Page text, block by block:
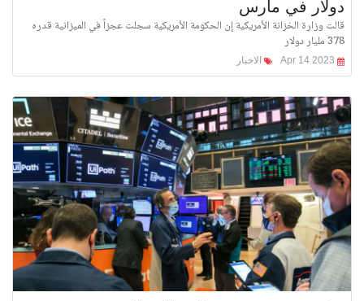
دولار في مارس
قالت وزارة الخزانة الأمريكية إن الحكومة الأمريكية سجلت عجزاً في الميزانية قدره
378 مليار دولار
الاخبار